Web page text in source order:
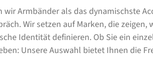
wir Armbänder als das dynamischste
Wir setzen auf Marken, die
Identität definieren. Ob Sie ein
Unsere Auswahl bietet Ihnen die